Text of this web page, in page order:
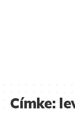
Címke: